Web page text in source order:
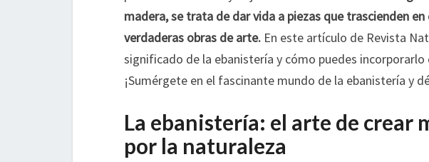
madera, se trata de dar vida a piezas que trascienden
verdaderas obras de arte. En este artículo de Revista
significado de la ebanistería y cómo puedes
¡Sumérgete en el fascinante mundo de la ebanistería y
La ebanistería: el arte de crear
por la naturaleza